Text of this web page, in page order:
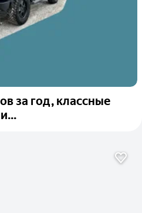
за год, классные